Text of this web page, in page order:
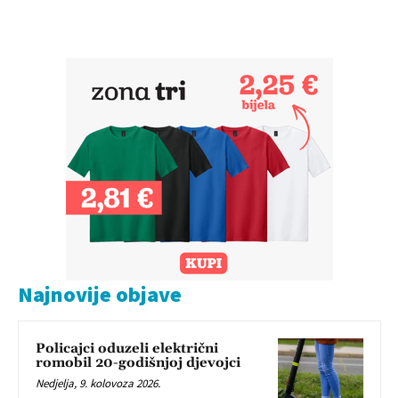
Najnovije objave
Policajci oduzeli električni
romobil 20-godišnjoj djevojci
Nedjelja, 9. kolovoza 2026.